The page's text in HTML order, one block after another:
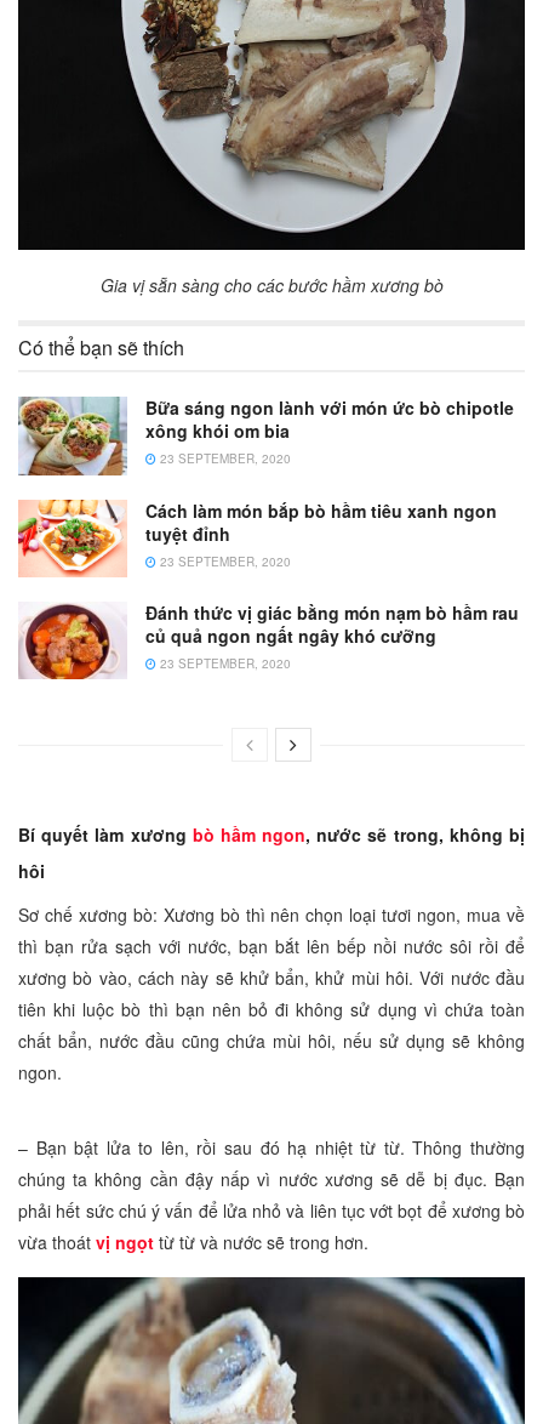
Gia vị sẵn sàng cho các bước hầm xương bò
Có thể bạn sẽ thích
Bữa sáng ngon lành với món ức bò chipotle
xông khói om bia
23 SEPTEMBER, 2020
Cách làm món bắp bò hầm tiêu xanh ngon
tuyệt đỉnh
23 SEPTEMBER, 2020
Đánh thức vị giác bằng món nạm bò hầm rau
củ quả ngon ngất ngây khó cưỡng
23 SEPTEMBER, 2020
Bí quyết làm xương bò hầmngon, nước sẽ trong, không bị
hôi
Sơ chế xương bò: Xương bò thì nên chọn loại tươi ngon, mua về
thì bạn rửa sạch với nước, bạn bắt lên bếp nồi nước sôi rồi để
xương bò vào, cách này sẽ khử bẩn, khử mùi hôi. Với nước đầu
tiên khi luộc bò thì bạn nên bỏ đi không sử dụng vì chứa toàn
chất bẩn, nước đầu cũng chứa mùi hôi, nếu sử dụng sẽ không
ngon.
– Bạn bật lửa to lên, rồi sau đó hạ nhiệt từ từ. Thông thường
chúng ta không cần đậy nấp vì nước xương sẽ dễ bị đục. Bạn
phải hết sức chú ý vấn để lửa nhỏ và liên tục vớt bọt để xương bò
vừa thoát vị ngọt từ từ và nước sẽ trong hơn.